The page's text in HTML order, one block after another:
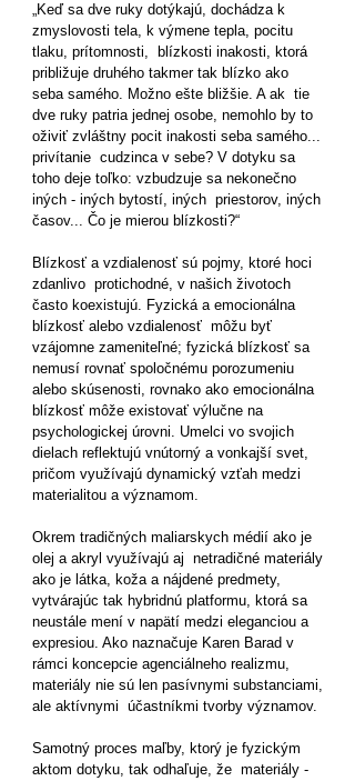
„Keď sa dve ruky dotýkajú, dochádza k
zmyslovosti tela, k výmene tepla, pocitu
tlaku, prítomnosti, blízkosti inakosti, ktorá
približuje druhého takmer tak blízko ako
seba samého. Možno ešte bližšie. A ak tie
dve ruky patria jednej osobe, nemohlo by to
oživiť zvláštny pocit inakosti seba samého...
privítanie cudzinca v sebe? V dotyku sa
toho deje toľko: vzbudzuje sa nekonečno
iných - iných bytostí, iných priestorov, iných
časov... Čo je mierou blízkosti?“
Blízkosť a vzdialenosť sú pojmy, ktoré hoci
zdanlivo protichodné, v našich životoch
často koexistujú. Fyzická a emocionálna
blízkosť alebo vzdialenosť môžu byť
vzájomne zameniteľné; fyzická blízkosť sa
nemusí rovnať spoločnému porozumeniu
alebo skúsenosti, rovnako ako emocionálna
blízkosť môže existovať výlučne na
psychologickej úrovni. Umelci vo svojich
dielach reflektujú vnútorný a vonkajší svet,
pričom využívajú dynamický vzťah medzi
materialitou a významom.
Okrem tradičných maliarskych médií ako je
olej a akryl využívajú aj netradičné materiály
ako je látka, koža a nájdené predmety,
vytvárajúc tak hybridnú platformu, ktorá sa
neustále mení v napätí medzi eleganciou a
expresiou. Ako naznačuje Karen Barad v
rámci koncepcie agenciálneho realizmu,
materiály nie sú len pasívnymi substanciami,
ale aktívnymi účastníkmi tvorby významov.
Samotný proces maľby, ktorý je fyzickým
aktom dotyku, tak odhaľuje, že materiály -